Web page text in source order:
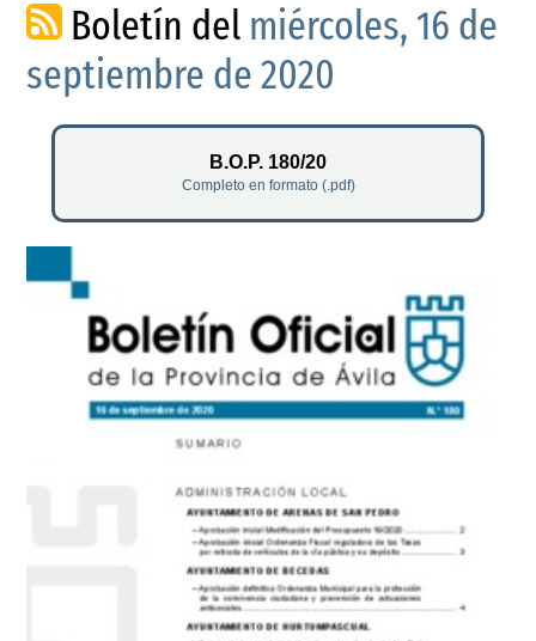
Boletín del miércoles, 16 de
septiembre de 2020
B.O.P. 180/20
Completo en formato (.pdf)